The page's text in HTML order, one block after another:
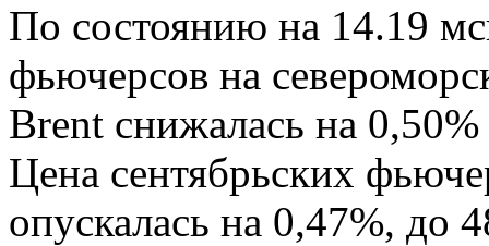
По состоянию на 14.19
фьючерсов на
Brent снижалась на
Цена сентябрьских
опускалась на 0,47%, до